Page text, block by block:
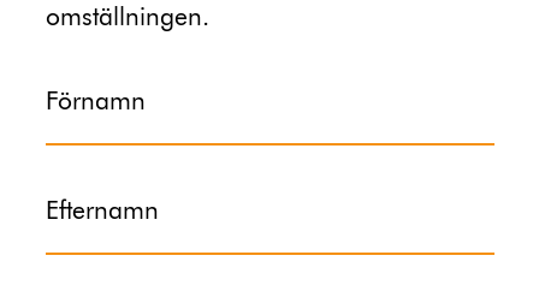
omställningen.
Förnamn
Efternamn